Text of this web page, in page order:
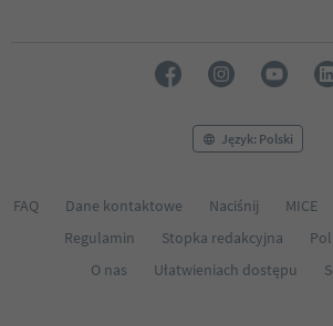
Język: Polski
FAQ Dane kontaktowe Naciśnij MICE
Regulamin
Stopka redakcyjna
O nas
Ułatwieniach dostępu